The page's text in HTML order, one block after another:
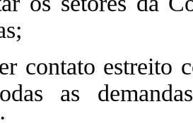
contato estreito
as